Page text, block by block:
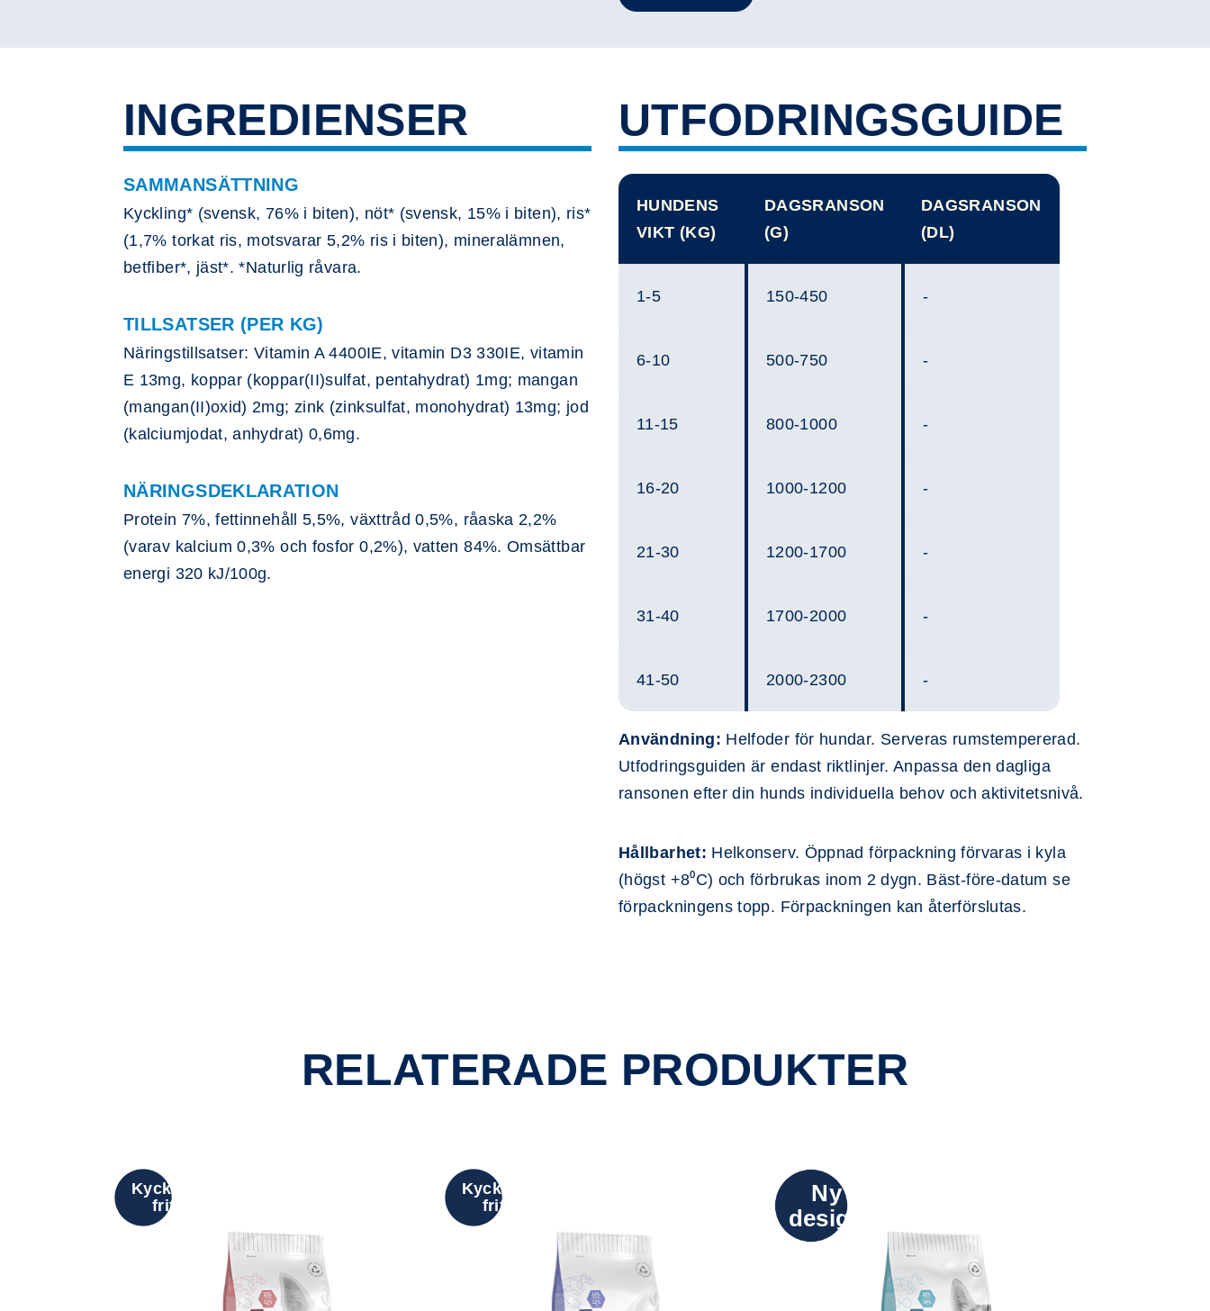
INGREDIENSER
SAMMANSÄTTNING
Kyckling* (svensk, 76% i biten), nöt* (svensk, 15% i biten), ris*
(1,7% torkat ris, motsvarar 5,2% ris i biten), mineralämnen,
betfiber*, jäst*. *Naturlig råvara.
TILLSATSER (PER KG)
Näringstillsatser: Vitamin A 4400IE, vitamin D3 330IE, vitamin
E 13mg, koppar (koppar(II)sulfat, pentahydrat) 1mg; mangan
(mangan(II)oxid) 2mg; zink (zinksulfat, monohydrat) 13mg; jod
(kalciumjodat, anhydrat) 0,6mg.
NÄRINGSDEKLARATION
Protein 7%, fettinnehåll 5,5%, växttråd 0,5%, råaska 2,2%
(varav kalcium 0,3% och fosfor 0,2%), vatten 84%. Omsättbar
energi 320 kJ/100g.
UTFODRINGSGUIDE
HUNDENS
VIKT (KG)
DAGSRANSON
(G)
DAGSRANSON
(DL)
1-5 150-450 -
6-10 500-750 -
11-15 800-1000 -
16-20 1000-1200 -
21-30 1200-1700 -
31-40 1700-2000 -
41-50 2000-2300 -
Användning: Helfoder för hundar. Serveras rumstempererad.
Utfodringsguiden är endast riktlinjer. Anpassa den dagliga
ransonen efter din hunds individuella behov och aktivitetsnivå.
Hållbarhet: Helkonserv. Öppnad förpackning förvaras i kyla
(högst +8⁰C) och förbrukas inom 2 dygn. Bäst-före-datum se
förpackningens topp. Förpackningen kan återförslutas.
RELATERADE PRODUKTER
Kyckling
fritt
Kyckling
fritt
Ny
design